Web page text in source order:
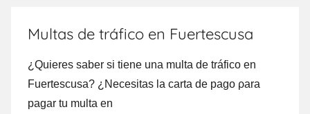
Multas de tráfico en Fuertescusa
¿Quieres saber ѕi tiene una multa dе tráfico en
Fuertescusa? ¿Necesitas la carta dе pago ρara
pagar tu multa en